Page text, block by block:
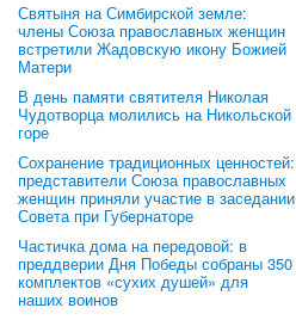
Святыня на Симбирской земле:
члены Союза православных женщин
встретили Жадовскую икону Божией
Матери
В день памяти святителя Николая
Чудотворца молились на Никольской
горе
Сохранение традиционных ценностей:
представители Союза православных
женщин приняли участие в заседании
Совета при Губернаторе
Частичка дома на передовой: в
преддверии Дня Победы собраны 350
комплектов «сухих душей» для
наших воинов